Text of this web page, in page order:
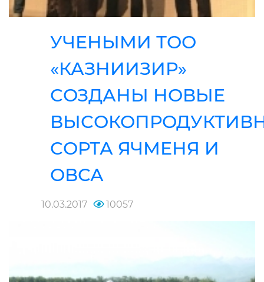
УЧЕНЫМИ ТОО
«КАЗНИИЗИР»
СОЗДАНЫ НОВЫЕ
СОРТА ЯЧМЕНЯ И
ОВСА
10.03.2017 10057